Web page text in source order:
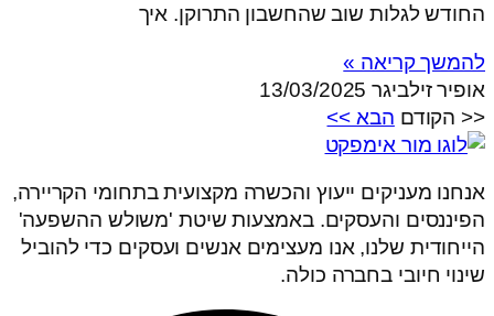
החודש לגלות שוב שהחשבון התרוקן. איך
להמשך קריאה »
אופיר זילביגר 13/03/2025
<< הקודם הבא >>
אנחנו מעניקים ייעוץ והכשרה מקצועית בתחומי הקריירה,
הפיננסים והעסקים. באמצעות שיטת 'משולש ההשפעה'
הייחודית שלנו, אנו מעצימים אנשים ועסקים כדי להוביל
שינוי חיובי בחברה כולה.